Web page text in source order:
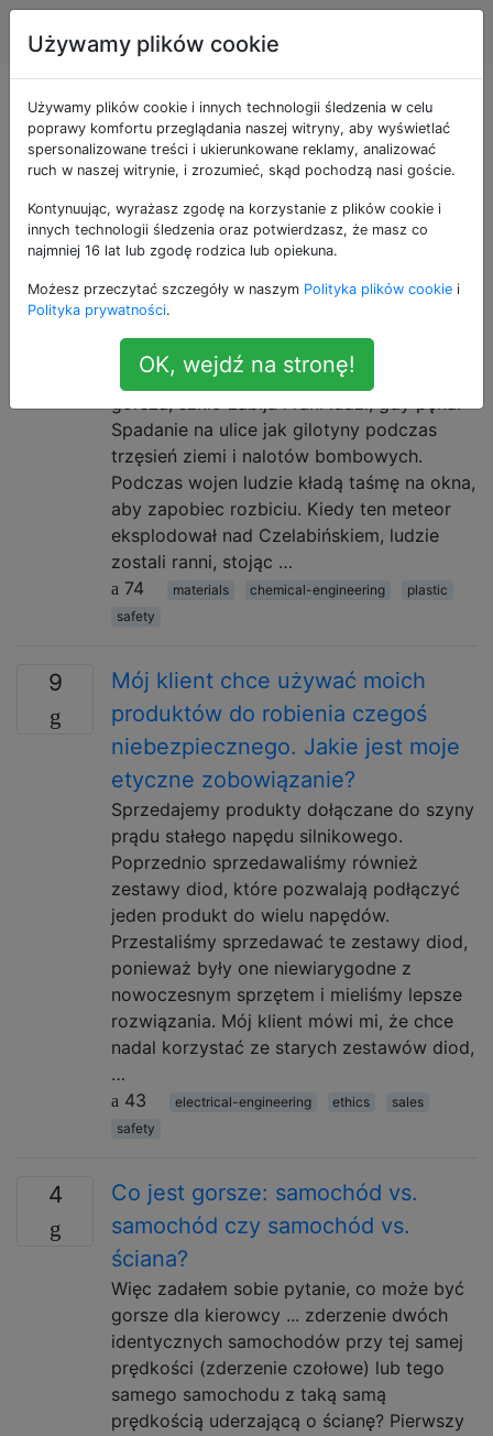
Inżynieria Tagi
Pytania otagowane
jako safety
8
Dlaczego nadal istnieją szklane
okna? (Dlaczego nie zostały
zastąpione tworzywami
sztucznymi?)
Szkło jest delikatne i niepraktyczne w
transporcie, montażu i naprawie. Co
Spadanie na ulice jak gilotyny podczas
trzęsień ziemi i nalotów bombowych.
Podczas wojen ludzie kładą taśmę na okna,
aby zapobiec rozbiciu. Kiedy ten meteor
eksplodował nad Czelabińskiem, ludzie
zostali ranni, stojąc …
74
materials chemical-engineering
plastic
safety
9
Mój klient chce używać moich
produktów do robienia czegoś
niebezpiecznego. Jakie jest moje
etyczne zobowiązanie?
Sprzedajemy produkty dołączane do szyny
prądu stałego napędu silnikowego.
Poprzednio sprzedawaliśmy również
zestawy diod, które pozwalają podłączyć
jeden produkt do wielu napędów.
Przestaliśmy sprzedawać te zestawy diod,
ponieważ były one niewiarygodne z
nowoczesnym sprzętem i mieliśmy lepsze
rozwiązania. Mój klient mówi mi, że chce
nadal korzystać ze starych zestawów diod,
…
43
electrical-engineering ethics
sales
safety
4
Co jest gorsze: samochód vs.
samochód czy samochód vs.
ściana?
Więc zadałem sobie pytanie, co może być
gorsze dla kierowcy ... zderzenie dwóch
identycznych samochodów przy tej samej
prędkości (zderzenie czołowe) lub tego
samego samochodu z taką samą
prędkością uderzającą o ścianę? Pierwszy
Używamy plików cookie
Używamy plików cookie i innych technologii śledzenia w celu
poprawy komfortu przeglądania naszej witryny, aby wyświetlać
spersonalizowane treści i ukierunkowane reklamy, analizować
ruch w naszej witrynie, i zrozumieć, skąd pochodzą nasi goście.
Kontynuując, wyrażasz zgodę na korzystanie z plików cookie i
innych technologii śledzenia oraz potwierdzasz, że masz co
najmniej 16 lat lub zgodę rodzica lub opiekuna.
Możesz przeczytać szczegóły w naszym Polityka plików cookie i
Polityka prywatności.
OK, wejdź na stronę!